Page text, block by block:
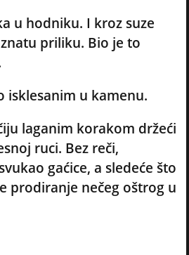
u hodniku. I kroz suze
priliku. Bio je to
isklesanim u kamenu.
laganim korakom držeći
ruci. Bez reči,
gaćice, a sledeće što
prodiranje nečeg oštrog u